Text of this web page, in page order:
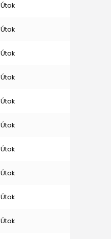
Útok
Útok
Útok
Útok
Útok
Útok
Útok
Útok
Útok
Útok